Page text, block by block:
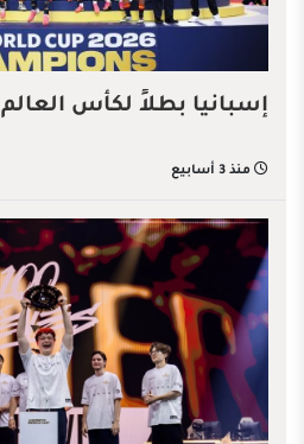
إسبانيا بطلاً لكأس العالم 2026م
منذ 3 أسابيع